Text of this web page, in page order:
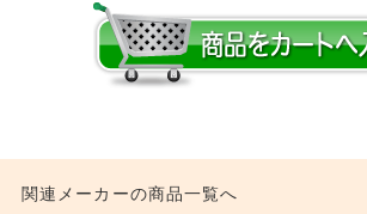
関連メーカーの商品一覧へ